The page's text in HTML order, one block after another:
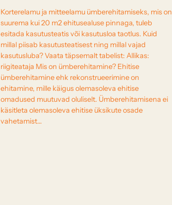
Korterelamu ja mitteelamu ümberehitamiseks, mis on
suurema kui 20 m2 ehitusealuse pinnaga, tuleb
esitada kasutusteatis või kasutusloa taotlus. Kuid
millal piisab kasutusteatisest ning millal vajad
kasutusluba? Vaata täpsemalt tabelist: Allikas:
riigiteataja Mis on ümberehitamine? Ehitise
ümberehitamine ehk rekonstrueerimine on
ehitamine, mille käigus olemasoleva ehitise
omadused muutuvad oluliselt. Ümberehitamisena ei
käsitleta olemasoleva ehitise üksikute osade
vahetamist…